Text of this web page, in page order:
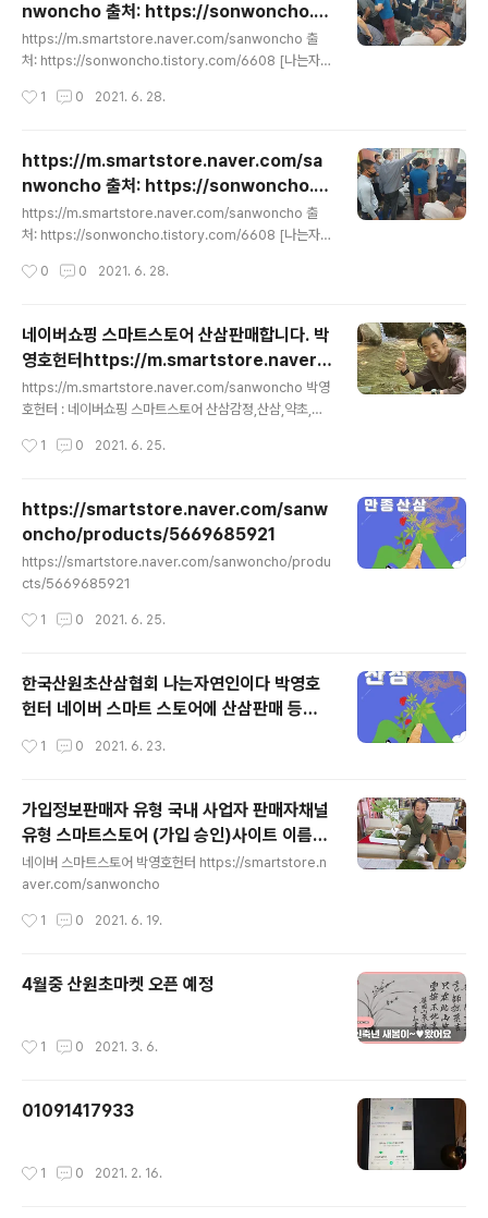
nwoncho 출처: https://sonwoncho.ti
story.com/6608 [나는자연인이다 박영호
헌터]
https://m.smartstore.naver.com/sanwoncho 출
처: https://sonwoncho.tistory.com/6608 [나는자
1 0 2021. 6. 28.
https://m.smartstore.naver.com/sa
nwoncho 출처: https://sonwoncho.ti
story.com/6608 [나는자연인이다 박영호
헌터]
https://m.smartstore.naver.com/sanwoncho 출
처: https://sonwoncho.tistory.com/6608 [나는자
0 0 2021. 6. 28.
네이버쇼핑 스마트스토어 산삼판매합니다. 박
영호헌터https://m.smartstore.naver.c
om/sanwoncho
https://m.smartstore.naver.com/sanwoncho 박영
호헌터 : 네이버쇼핑 스마트스토어 산삼감정,산삼,약초,버
ver.com
1 0 2021. 6. 25.
https://smartstore.naver.com/sanw
oncho/products/5669685921
https://smartstore.naver.com/sanwoncho/produ
cts/5669685921
1 0 2021. 6. 25.
한국산원초산삼협회 나는자연인이다 박영호
헌터 네이버 스마트 스토어에 산삼판매 등록
1 0 2021. 6. 23.
가입정보판매자 유형 국내 사업자 판매자채널
유형 스마트스토어 (가입 승인)사이트 이름
박영호헌터사이트 URL https://smartsto
re.naver.com/sanwoncho
네이버 스마트스토어 박영호헌터 https://smartstore.n
aver.com/sanwoncho
1 0 2021. 6. 19.
4월중 산원초마켓 오픈 예정
1 0 2021. 3. 6.
01091417933
1 0 2021. 2. 16.